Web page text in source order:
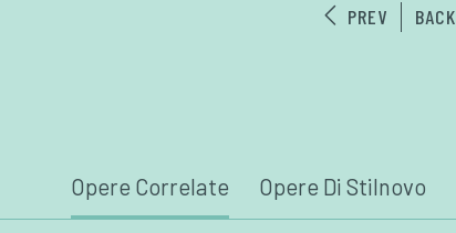
PREV BACK
Opere Correlate Opere Di Stilnovo